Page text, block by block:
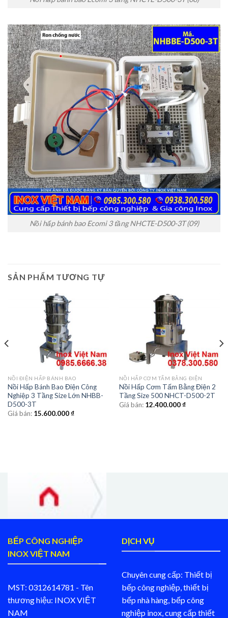
Nồi hấp bánh bao Ecomi 3 tầng NHCTE-D500-3T (09)
SẢN PHẨM TƯƠNG TỰ
NỒI ĐIỆN HẤP BÁNH BAO
Nồi Hấp Bánh Bao Điện Công
Nghiệp 3 Tầng Size Lớn NHBB-
D500-3T
Giá bán: 15.600.000₫
NỒI HẤP CƠM TẤM BẰNG ĐIỆN
Nồi Hấp Cơm Tấm Bằng Điện 2
Tầng Size 500 NHCT-D500-2T
Giá bán: 12.400.000₫
BẾP CÔNG NGHIỆP
INOX VIỆT NAM
MST: 0312614781 - Tên
thương hiệu: INOX VIỆT
NAM
DỊCH VỤ
Chuyên cung cấp: Thiết bị
bếp công nghiệp, thiết bị
bếp nhà hàng, bếp công
nghiệp inox, cung cấp thiết